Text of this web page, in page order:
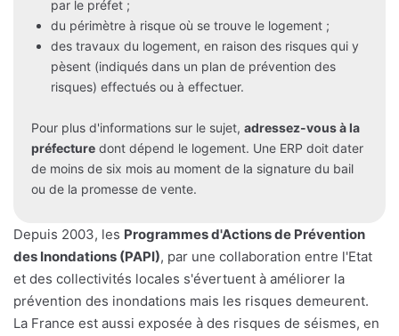
par le préfet ;
du périmètre à risque où se trouve le logement ;
des travaux du logement, en raison des risques qui y
pèsent (indiqués dans un plan de prévention des
risques) effectués ou à effectuer.
Pour plus d'informations sur le sujet, adressez-vous à la
préfecture dont dépend le logement. Une ERP doit dater
de moins de six mois au moment de la signature du bail
ou de la promesse de vente.
Depuis 2003, les Programmes d'Actions de Prévention
des Inondations (PAPI), par une collaboration entre l'Etat
et des collectivités locales s'évertuent à améliorer la
prévention des inondations mais les risques demeurent.
La France est aussi exposée à des risques de séismes, en